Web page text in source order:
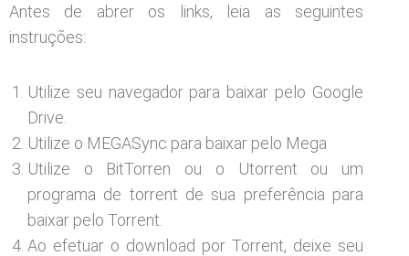
Antes de abrer os links, leia as seguintes
instruções:
Utilize seu navegador para baixar pelo Google
Drive.
Utilize o MEGASync para baixar pelo Mega
Utilize o BitTorren ou o Utorrent ou um
programa de torrent de sua preferência para
baixar pelo Torrent.
Ao efetuar o download por Torrent, deixe seu